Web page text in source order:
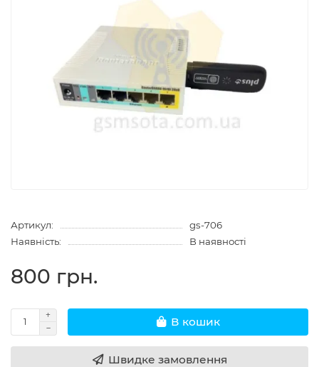
Артикул:
gs-706
Наявність:
В наявності
800 грн.
В кошик
Швидке замовлення